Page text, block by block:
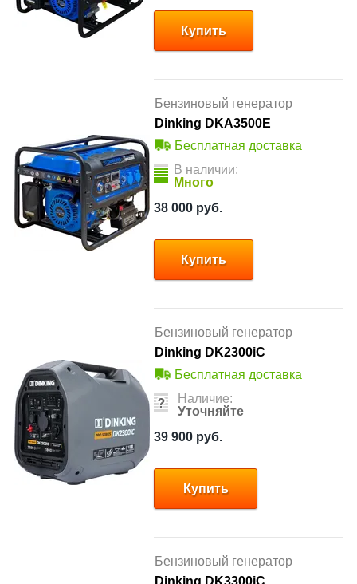
Купить
Бензиновый генератор
Dinking DKA3500E
Бесплатная доставка
В наличии:
Много
38 000 руб.
Купить
Бензиновый генератор
Dinking DK2300iC
Бесплатная доставка
Наличие:
Уточняйте
39 900 руб.
Купить
Бензиновый генератор
Dinking DK3300iC